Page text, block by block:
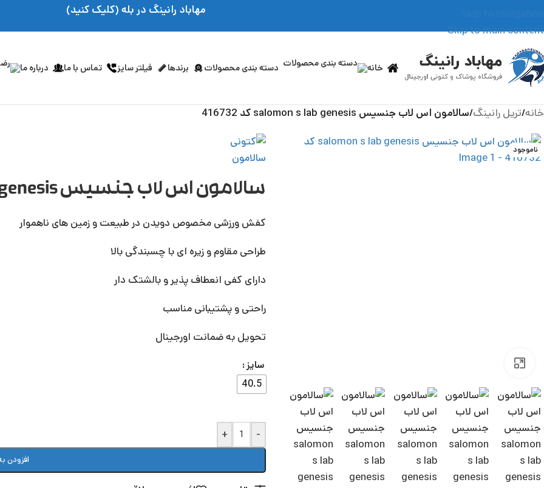
Skip to main content
مهاباد رانینگ در بله (کلیک کنید)
خانه دسته بندی محصولات برندها فیلتر سایز تماس با ما درباره ما
خانه/تریل رانینگ/سالامون اس لاب جنسیس salomon s lab genesis کد 416732
ناموجود
سالامون اس لاب جنسیس salomon s lab genesis کد 416732
کفش ورزشی مخصوص دویدن در طبیعت و زمین های ناهموار
طراحی مقاوم و زیره ای با چسبندگی بالا
دارای کفی انعطاف پذیر و بالشتک دار
راحتی و پشتیبانی مناسب
تحویل به ضمانت اورجینال
سایز
40.5
-
+
افزودن